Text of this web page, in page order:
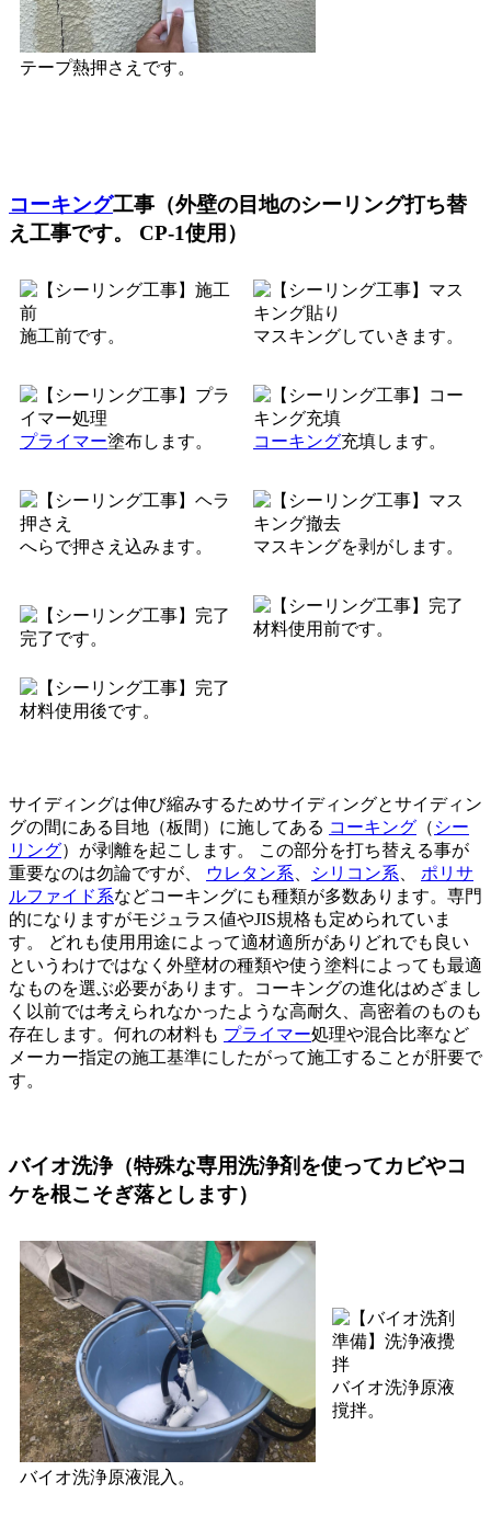
テープ熱押さえです。
コーキング工事（外壁の目地のシーリング打ち替
え工事です。 CP-1使用）
施工前です。 マスキングしていきます。
プライマー塗布します。 コーキング充填します。
へらで押さえ込みます。 マスキングを剥がします。
完了です。
材料使用前です。
材料使用後です。
サイディングは伸び縮みするためサイディングとサイディン
グの間にある目地（板間）に施してある コーキング （ シー
リング）が剥離を起こします。 この部分を打ち替える事が
重要なのは勿論ですが、
ウレタン系 シリコン系
ポリサ
ルファイド系などコーキングにも種類が多数あります。専門
的になりますがモジュラス値やJIS規格も定められていま
す。 どれも使用用途によって適材適所がありどれでも良い
というわけではなく外壁材の種類や使う塗料によっても最適
なものを選ぶ必要があります。コーキングの進化はめざまし
く以前では考えられなかったような高耐久、高密着のものも
存在します。何れの材料も プライマー処理や混合比率など
メーカー指定の施工基準にしたがって施工することが肝要で
す。
バイオ洗浄（特殊な専用洗浄剤を使ってカビやコ
ケを根こそぎ落とします）
バイオ洗浄原液混入。
バイオ洗浄原液
撹拌。